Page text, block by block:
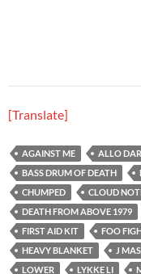
[Translate]
AGAINST ME ALLO
BASS DRUM OF DEATH
CHUMPED
CLOUD
DEATH FROM ABOVE 1979
FIRST AID KIT
FOO
HEAVY BLANKET
J
LOWER
LYKKE LI